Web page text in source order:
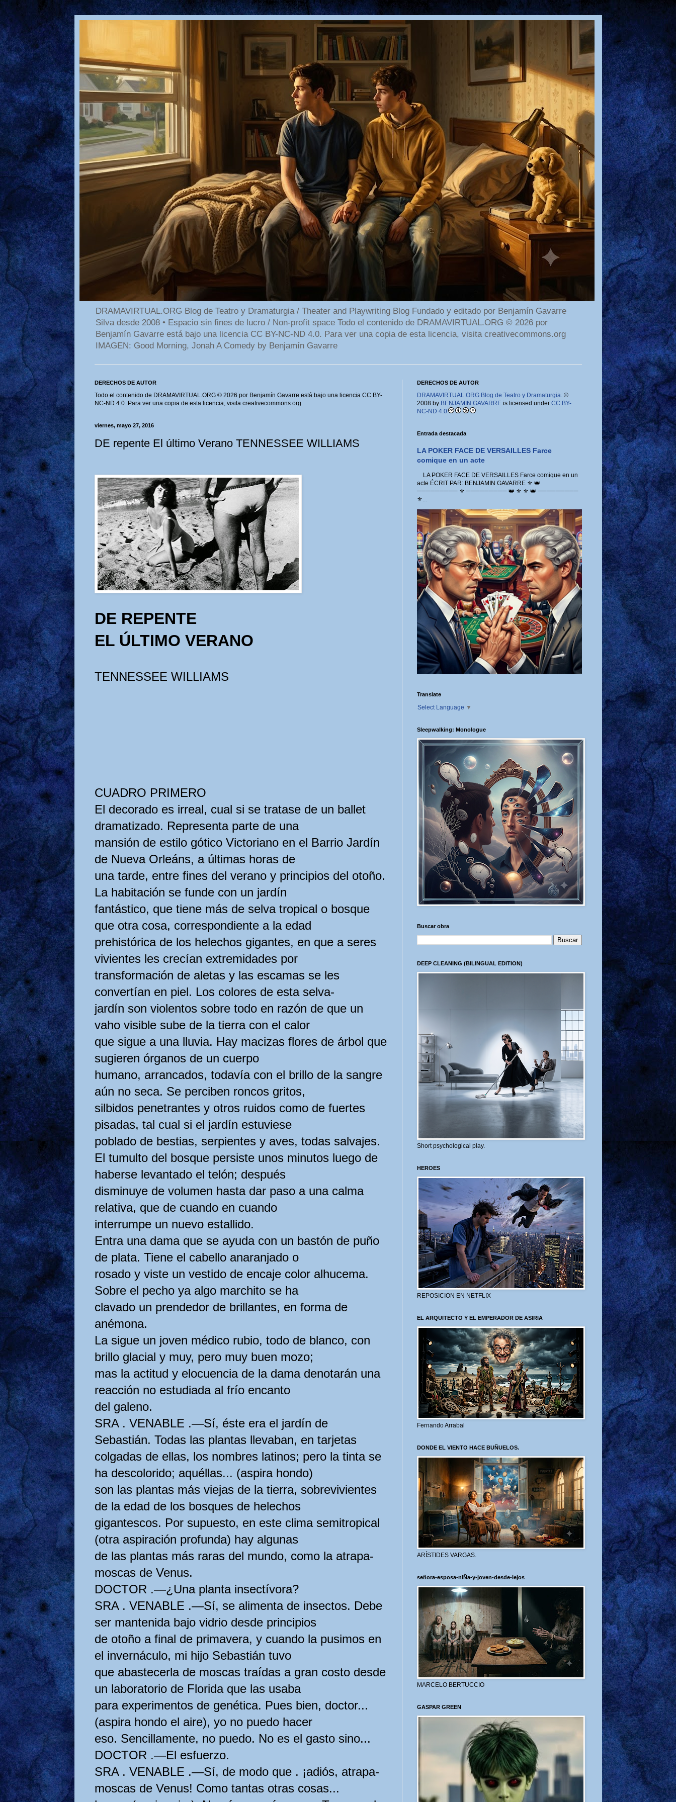
DRAMAVIRTUAL.ORG Blog de Teatro y Dramaturgia / Theater and Playwriting Blog Fundado y editado por Benjamín Gavarre
Silva desde 2008 • Espacio sin fines de lucro / Non-profit space Todo el contenido de DRAMAVIRTUAL.ORG © 2026 por
Benjamín Gavarre está bajo una licencia CC BY-NC-ND 4.0. Para ver una copia de esta licencia, visita creativecommons.org
IMAGEN: Good Morning, Jonah A Comedy by Benjamín Gavarre
DERECHOS DE AUTOR
Todo el contenido de DRAMAVIRTUAL.ORG © 2026 por Benjamín Gavarre está bajo una licencia CC BY-
NC-ND 4.0. Para ver una copia de esta licencia, visita creativecommons.org
viernes, mayo 27, 2016
DE repente El último Verano TENNESSEE WILLIAMS
DE REPENTE
EL ÚLTIMO VERANO
TENNESSEE WILLIAMS
CUADRO PRIMERO
El decorado es irreal, cual si se tratase de un ballet
dramatizado. Representa parte de una
mansión de estilo gótico Victoriano en el Barrio Jardín
de Nueva Orleáns, a últimas horas de
una tarde, entre fines del verano y principios del otoño.
La habitación se funde con un jardín
fantástico, que tiene más de selva tropical o bosque
que otra cosa, correspondiente a la edad
prehistórica de los helechos gigantes, en que a seres
vivientes les crecían extremidades por
transformación de aletas y las escamas se les
convertían en piel. Los colores de esta selva-
jardín son violentos sobre todo en razón de que un
vaho visible sube de la tierra con el calor
que sigue a una lluvia. Hay macizas flores de árbol que
sugieren órganos de un cuerpo
humano, arrancados, todavía con el brillo de la sangre
aún no seca. Se perciben roncos gritos,
silbidos penetrantes y otros ruidos como de fuertes
pisadas, tal cual si el jardín estuviese
poblado de bestias, serpientes y aves, todas salvajes.
El tumulto del bosque persiste unos minutos luego de
haberse levantado el telón; después
disminuye de volumen hasta dar paso a una calma
relativa, que de cuando en cuando
interrumpe un nuevo estallido.
Entra una dama que se ayuda con un bastón de puño
de plata. Tiene el cabello anaranjado o
rosado y viste un vestido de encaje color alhucema.
Sobre el pecho ya algo marchito se ha
clavado un prendedor de brillantes, en forma de
anémona.
La sigue un joven médico rubio, todo de blanco, con
brillo glacial y muy, pero muy buen mozo;
mas la actitud y elocuencia de la dama denotarán una
reacción no estudiada al frío encanto
del galeno.
SRA . VENABLE .—Sí, éste era el jardín de
Sebastián. Todas las plantas llevaban, en tarjetas
colgadas de ellas, los nombres latinos; pero la tinta se
ha descolorido; aquéllas... (aspira hondo)
son las plantas más viejas de la tierra, sobrevivientes
de la edad de los bosques de helechos
gigantescos. Por supuesto, en este clima semitropical
(otra aspiración profunda) hay algunas
de las plantas más raras del mundo, como la atrapa-
moscas de Venus.
DOCTOR .—¿Una planta insectívora?
SRA . VENABLE .—Sí, se alimenta de insectos. Debe
ser mantenida bajo vidrio desde principios
de otoño a final de primavera, y cuando la pusimos en
el invernáculo, mi hijo Sebastián tuvo
que abastecerla de moscas traídas a gran costo desde
un laboratorio de Florida que las usaba
para experimentos de genética. Pues bien, doctor...
(aspira hondo el aire), yo no puedo hacer
eso. Sencillamente, no puedo. No es el gasto sino...
DOCTOR .—El esfuerzo.
SRA . VENABLE .—Sí, de modo que . ¡adiós, atrapa-
moscas de Venus! Como tantas otras cosas...
DERECHOS DE AUTOR
DRAMAVIRTUAL.ORG Blog de Teatro y Dramaturgia.©
2008 by BENJAMIN GAVARREis licensed under CC BY-
NC-ND 4.0
Entrada destacada
LA POKER FACE DE VERSAILLES Farce
comique en un acte
LA POKER FACE DE VERSAILLES Farce comique en un
acte ÉCRIT PAR: BENJAMIN GAVARRE ⚜️ 👑
═════════ ⚜️ ═════════ 👑 ⚜️ ⚜️ 👑 ═════════
⚜...
Translate
Select Language ▼
Sleepwalking: Monologue
Buscar obra
DEEP CLEANING (BILINGUAL EDITION)
Short psychological play.
HEROES
REPOSICION EN NETFLIX
EL ARQUITECTO Y EL EMPERADOR DE ASIRIA
Fernando Arrabal
DONDE EL VIENTO HACE BUÑUELOS.
ARÍSTIDES VARGAS.
señora-esposa-niÑa-y-joven-desde-lejos
MARCELO BERTUCCIO
GASPAR GREEN